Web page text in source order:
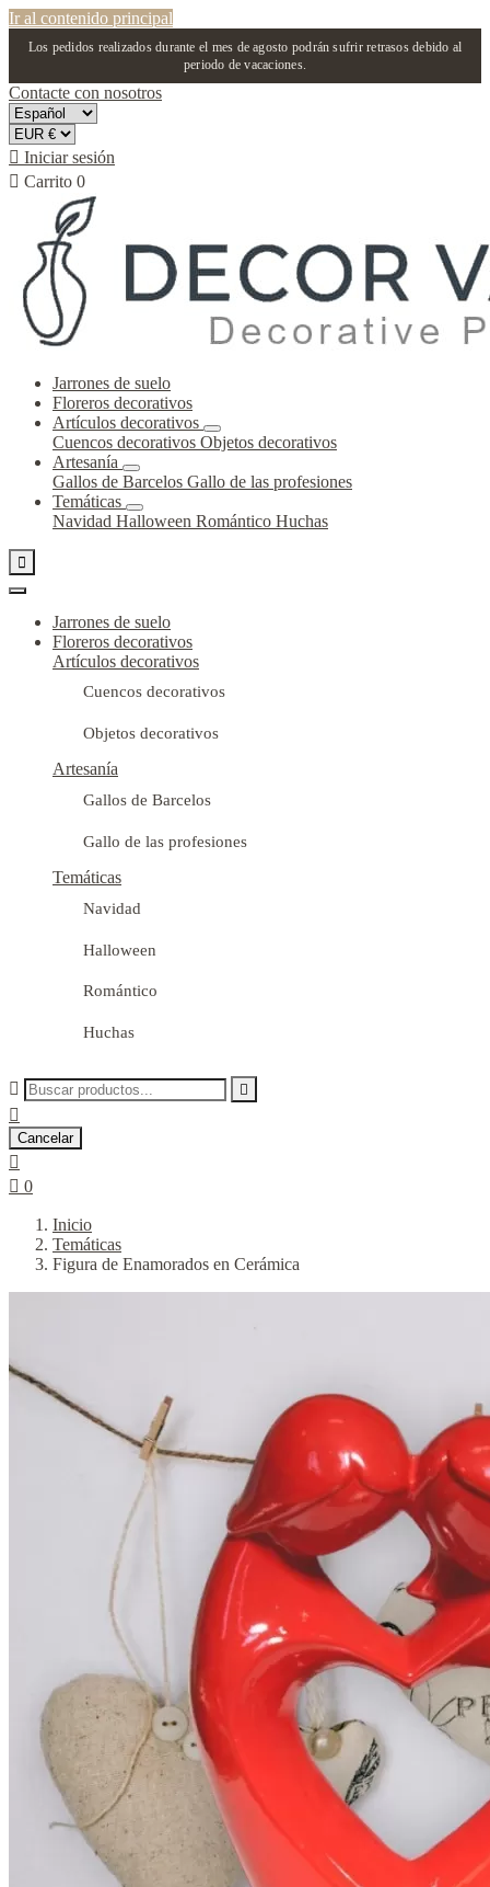
Ir al contenido principal
Los pedidos realizados durante el mes de agosto podrán sufrir retrasos debido al
periodo de vacaciones.
Contacte con nosotros
 Iniciar sesión
 Carrito 0
Jarrones de suelo
Floreros decorativos
Artículos decorativos
Cuencos decorativos Objetos decorativos
Artesanía
Gallos de Barcelos Gallo de las profesiones
Temáticas
Navidad Halloween Romántico Huchas

Jarrones de suelo
Floreros decorativos
Artículos decorativos
Cuencos decorativos
Objetos decorativos
Artesanía
Gallos de Barcelos
Gallo de las profesiones
Temáticas
Navidad
Halloween
Romántico
Huchas
 

Cancelar

 0
Inicio
Temáticas
Figura de Enamorados en Cerámica